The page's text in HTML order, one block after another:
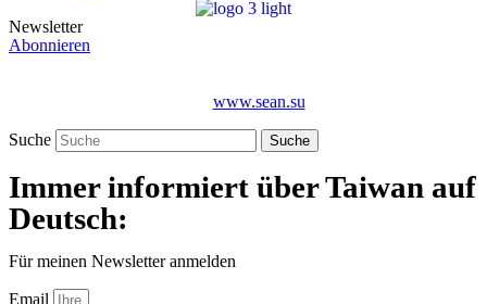
Newsletter
Abonnieren
www.sean.su
Suche Suche
Immer informiert über Taiwan auf
Deutsch:
Für meinen Newsletter anmelden
Email